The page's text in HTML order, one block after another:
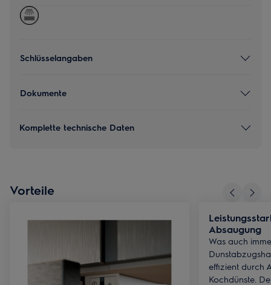
Schlüsselangaben
Dokumente
Komplette technische Daten
Vorteile
Absaugung
Was auch
effizient durch
Kochdünste.